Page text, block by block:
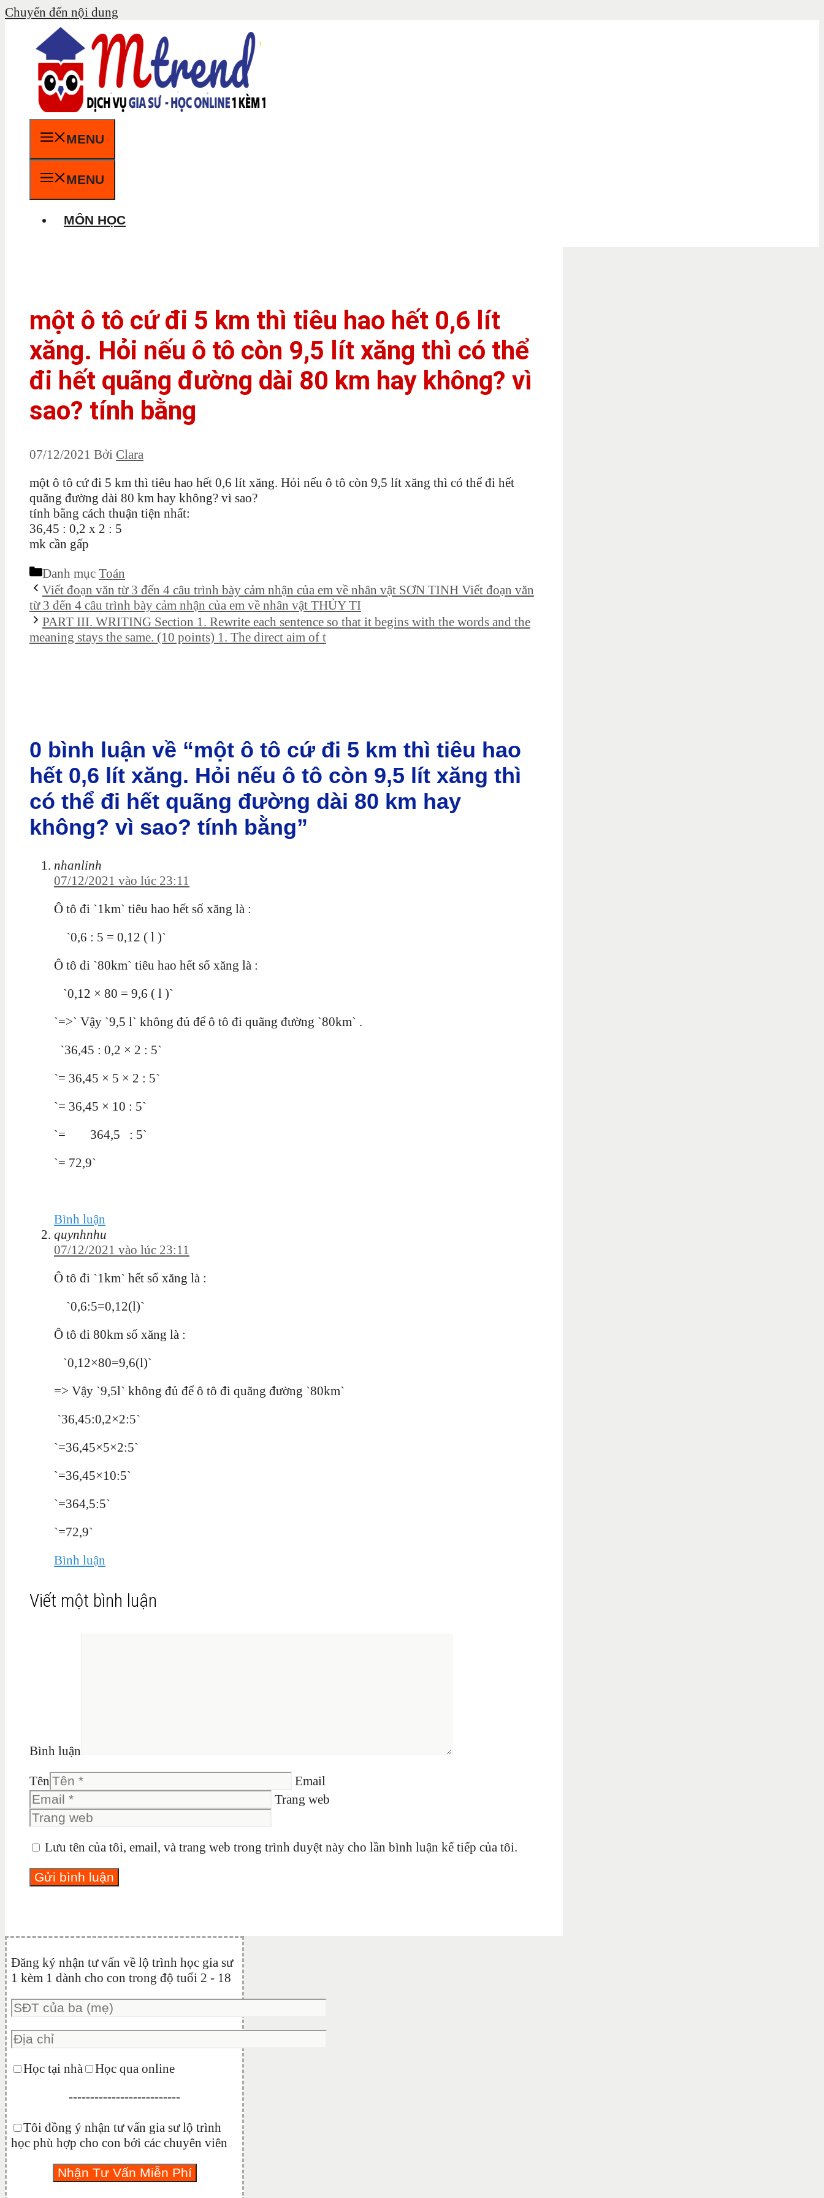
Chuyển đến nội dung
MENU
MENU
MÔN HỌC
một ô tô cứ đi 5 km thì tiêu hao hết 0,6 lít
xăng. Hỏi nếu ô tô còn 9,5 lít xăng thì có thể
đi hết quãng đường dài 80 km hay không? vì
sao? tính bằng
07/12/2021 Bởi Clara
một ô tô cứ đi 5 km thì tiêu hao hết 0,6 lít xăng. Hỏi nếu ô tô còn 9,5 lít xăng thì có thể đi hết
quãng đường dài 80 km hay không? vì sao?
tính bằng cách thuận tiện nhất:
36,45 : 0,2 x 2 : 5
mk cần gấp
Danh mục Toán
Viết đoạn văn từ 3 đến 4 câu trình bày cảm nhận của em về nhân vật SƠN TINH Viết đoạn văn
từ 3 đến 4 câu trình bày cảm nhận của em về nhân vật THỦY TI
PART III. WRITING Section 1. Rewrite each sentence so that it begins with the words and the
meaning stays the same. (10 points) 1. The direct aim of t
0 bình luận về “một ô tô cứ đi 5 km thì tiêu hao
hết 0,6 lít xăng. Hỏi nếu ô tô còn 9,5 lít xăng thì
có thể đi hết quãng đường dài 80 km hay
không? vì sao? tính bằng”
nhanlinh
07/12/2021 vào lúc 23:11
Ô tô đi `1km` tiêu hao hết số xăng là :
`0,6 : 5 = 0,12 ( l )`
Ô tô đi `80km` tiêu hao hết số xăng là :
`0,12 × 80 = 9,6 ( l )`
`=>` Vậy `9,5 l` không đủ để ô tô đi quãng đường `80km` .
`36,45 : 0,2 × 2 : 5`
`= 36,45 × 5 × 2 : 5`
`= 36,45 × 10 : 5`
`= 364,5 : 5`
`= 72,9`
Bình luận
quynhnhu
07/12/2021 vào lúc 23:11
Ô tô đi `1km` hết số xăng là :
`0,6:5=0,12(l)`
Ô tô đi 80km số xăng là :
`0,12×80=9,6(l)`
=> Vậy `9,5l` không đủ để ô tô đi quãng đường `80km`
`36,45:0,2×2:5`
`=36,45×5×2:5`
`=36,45×10:5`
`=364,5:5`
`=72,9`
Bình luận
Viết một bình luận
Bình luận
Tên
Email
Trang web
Lưu tên của tôi, email, và trang web trong trình duyệt này cho lần bình luận kế tiếp của tôi.
Đăng ký nhận tư vấn về lộ trình học gia sư
1 kèm 1 dành cho con trong độ tuổi 2 - 18
Học tại nhà
Học qua online
--------------------------
Tôi đồng ý nhận tư vấn gia sư lộ trình
học phù hợp cho con bởi các chuyên viên